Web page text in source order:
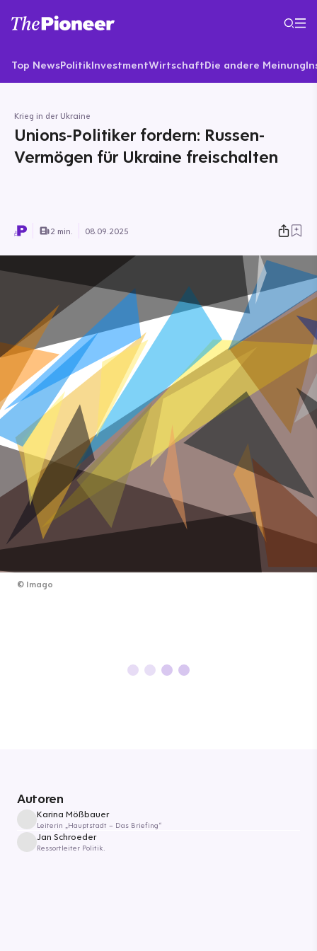
Top NewsPolitikInvestmentWirtschaftDie andere Meinung
Krieg in der Ukraine
Unions-Politiker fordern: Russen-
Vermögen für Ukraine freischalten
2 min. 08.09.2025
© Imago
Autoren
Karina Mößbauer
Leiterin „Hauptstadt – Das Briefing“
Jan Schroeder
Ressortleiter Politik.